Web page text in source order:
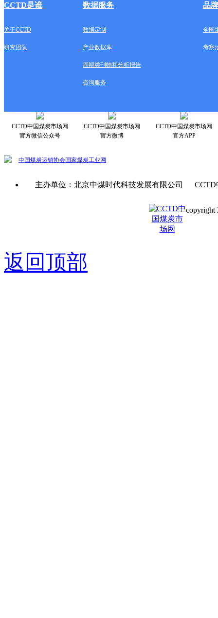
CCTD是谁 数据服务 品
关于CCTD 数据定制 全国
研究团队 产业数据库 考察
周期类刊物和分析报告
咨询服务
CCTD中国煤炭市场网
官方微信公众号
CCTD中国煤炭市场网
官方微博
CCTD中国煤炭市场网
官方APP
中国煤炭运销协会国家煤炭工业网
主办单位：北京中煤时代科技发展有限公司
copyright
返回顶部